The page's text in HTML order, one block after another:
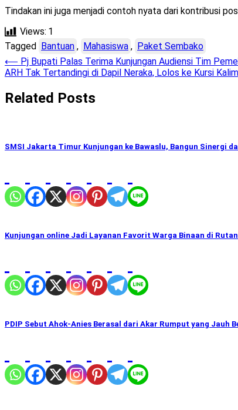
Tindakan ini juga menjadi contoh nyata dari kontribusi
Views: 1
Tagged Bantuan , Mahasiswa , Paket Sembako
Post
navigation
⟵ Pj Bupati Palas Terima Kunjungan Audiensi Tim
ARH Tak Tertandingi di Dapil Neraka, Lolos ke Kursi
Related Posts
SMSI Jakarta Timur Kunjungan ke Bawaslu, Bangun Sinergi
Kunjungan online Jadi Layanan Favorit Warga Binaan di
PDIP Sebut Ahok-Anies Berasal dari Akar Rumput yang Jauh